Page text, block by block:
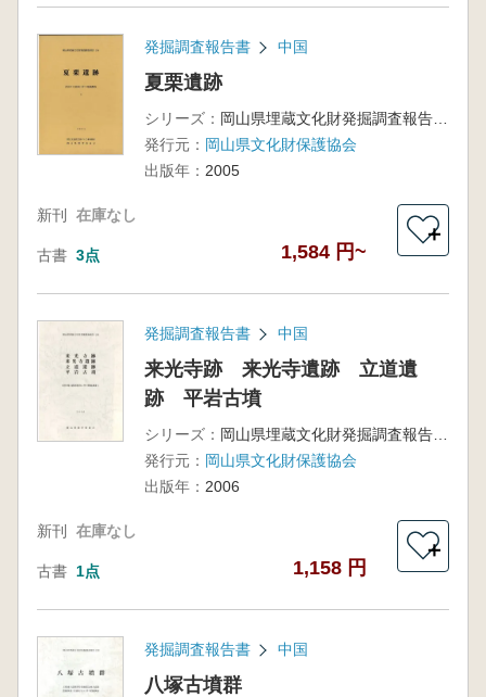
発掘調査報告書 中国
夏栗遺跡
シリーズ：
岡山県埋蔵文化財発掘調査報告第194集
発行元： 岡山県文化財保護協会
出版年： 2005
新刊 在庫なし
古書 3点 1,584 円~
＋
発掘調査報告書 中国
来光寺跡 来光寺遺跡 立道遺
跡 平岩古墳
シリーズ：
岡山県埋蔵文化財発掘調査報告199
発行元： 岡山県文化財保護協会
出版年： 2006
新刊 在庫なし
古書 1点 1,158 円
＋
発掘調査報告書 中国
八塚古墳群